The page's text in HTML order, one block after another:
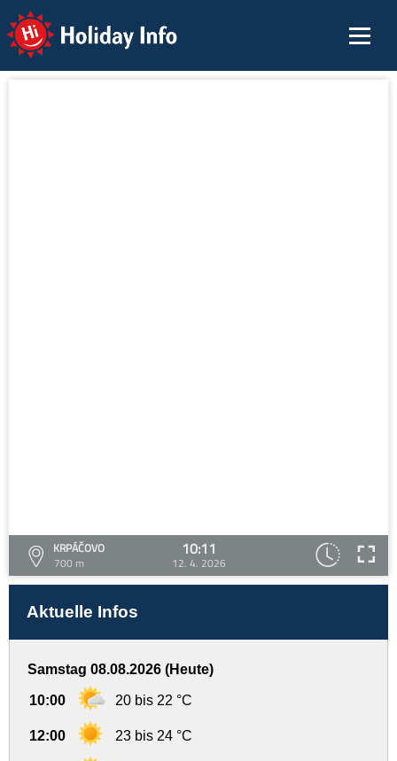
Holiday Info
KRPÁČOVO
700 m
10:11
12. 4. 2026
Aktuelle Infos
Samstag 08.08.2026 (Heute)
10:00 20 bis 22 °C
12:00 23 bis 24 °C